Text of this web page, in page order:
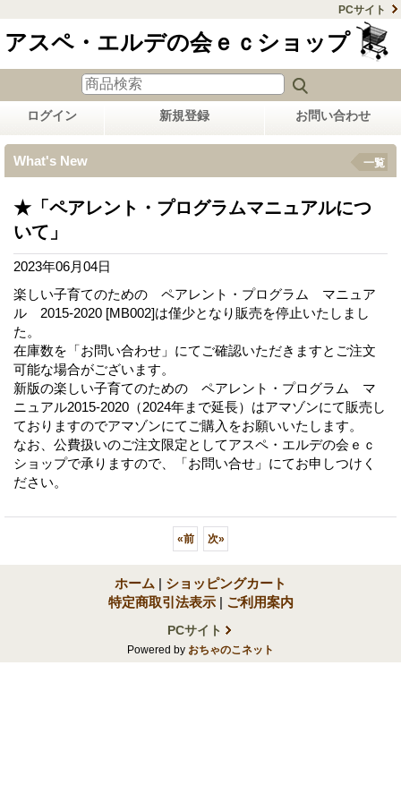
PCサイト
アスペ・エルデの会ｅｃショップ
ログイン 新規登録 お問い合わせ
What's New 一覧
★「ペアレント・プログラムマニュアルにつ
いて」
2023年06月04日
楽しい子育てのための ペアレント・プログラム マニュア
ル 2015-2020 [MB002]は僅少となり販売を停止いたしまし
た。
在庫数を「お問い合わせ」にてご確認いただきますとご注文
可能な場合がございます。
新版の楽しい子育てのための ペアレント・プログラム マ
ニュアル2015-2020（2024年まで延長）はアマゾンにて販売し
ておりますのでアマゾンにてご購入をお願いいたします。
なお、公費扱いのご注文限定としてアスペ・エルデの会ｅｃ
ショップで承りますので、「お問い合せ」にてお申しつけく
ださい。
«前 次»
ホーム | ショッピングカート
特定商取引法表示 | ご利用案内
PCサイト
Powered by おちゃのこネット